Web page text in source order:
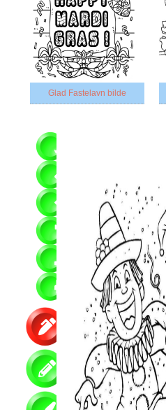
Glad Fastelavn bilde